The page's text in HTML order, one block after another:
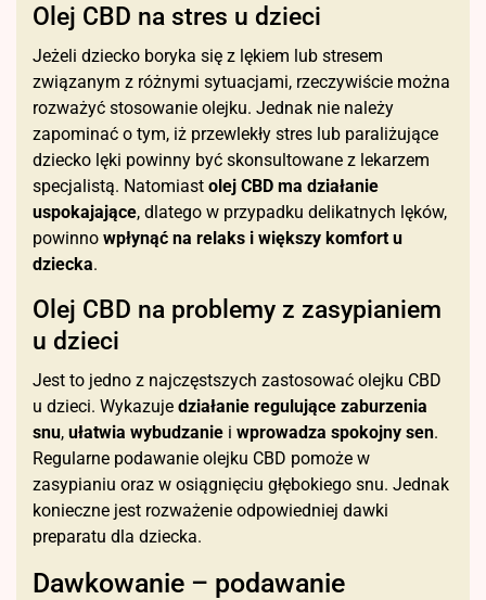
Olej CBD na stres u dzieci
Jeżeli dziecko boryka się z lękiem lub stresem
związanym z różnymi sytuacjami, rzeczywiście można
rozważyć stosowanie olejku. Jednak nie należy
zapominać o tym, iż przewlekły stres lub paraliżujące
dziecko lęki powinny być skonsultowane z lekarzem
specjalistą. Natomiast olej CBD ma działanie
uspokajające, dlatego w przypadku delikatnych lęków,
powinno wpłynąć na relaks i większy komfort u
dziecka.
Olej CBD na problemy z zasypianiem
u dzieci
Jest to jedno z najczęstszych zastosować olejku CBD
u dzieci. Wykazuje działanie regulujące zaburzenia
snu, ułatwia wybudzanie i wprowadza spokojny sen.
Regularne podawanie olejku CBD pomoże w
zasypianiu oraz w osiągnięciu głębokiego snu. Jednak
konieczne jest rozważenie odpowiedniej dawki
preparatu dla dziecka.
Dawkowanie – podawanie